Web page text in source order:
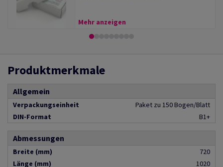
Mehr anzeigen
Produktmerkmale
Allgemein
Verpackungseinheit
Paket zu 150 Bogen/Blatt
DIN-Format
B1+
Abmessungen
Breite (mm)
720
Länge (mm)
1020